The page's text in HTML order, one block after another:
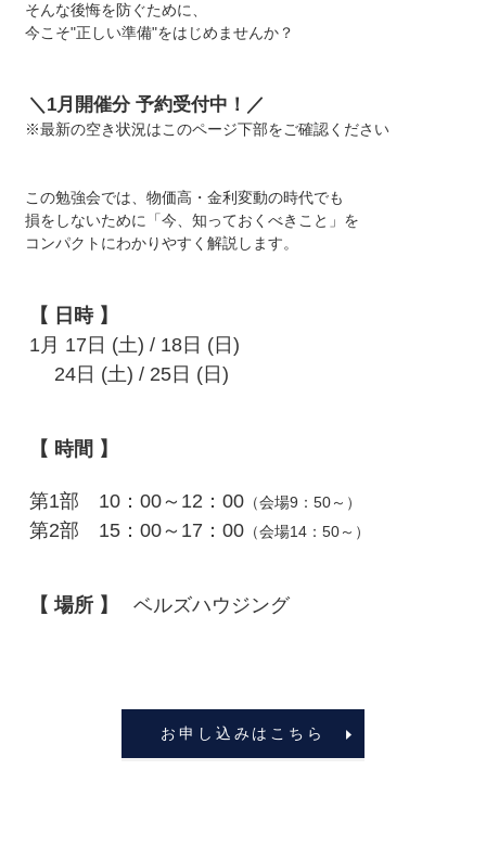
そんな後悔を防ぐために、
今こそ"正しい準備"をはじめませんか？
＼1月開催分 予約受付中！／
※最新の空き状況はこのページ下部をご確認ください
この勉強会では、物価高・金利変動の時代でも
損をしないために「今、知っておくべきこと」を
コンパクトにわかりやすく解説します。
【 日時 】
1月 17日 (土) / 18日 (日)
24日 (土) / 25日 (日)
【 時間 】
第1部 10：00～12：00（会場9：50～）
第2部 15：00～17：00（会場14：50～）
【 場所 】 ベルズハウジング
お申し込みはこちら